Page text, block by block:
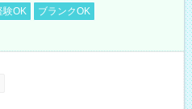
験OK
ブランクOK